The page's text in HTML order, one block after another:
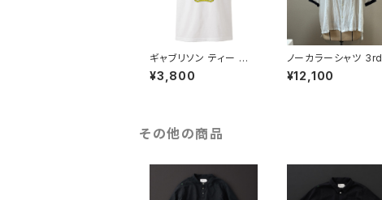
ギャブリソン ティー ホ
ワイト
¥3,800
ノーカラーシャツ 3rd
半袖 白×黒
¥12,100
その他の商品